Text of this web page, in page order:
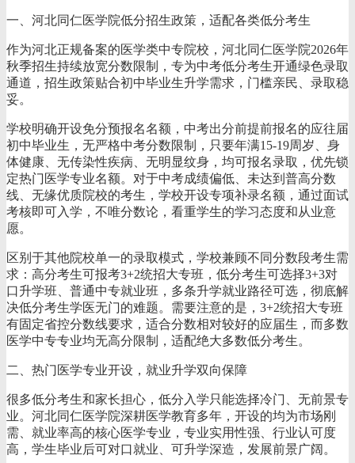
一、河北同仁医学院低分招生政策，适配各类低分考生
作为河北正规备案的医学类中专院校，河北同仁医学院2026年
秋季招生持续放宽分数限制，专为中考低分考生开通绿色录取
通道，招生政策贴合初中毕业生升学需求，门槛亲民、录取稳
妥。
学校明确开设免分预报名名额，中考出分前提前报名的应往届
初中毕业生，无严格中考分数限制，只要年满15-19周岁、身
体健康、无传染性疾病、无明显纹身，均可报名录取，优先锁
定热门医学专业名额。对于中考成绩偏低、未达到普高分数
线、无缘优质院校的考生，学校开设专项补录名额，通过面试
考核即可入学，不唯分数论，看重学生的学习态度和从业意
愿。
区别于其他院校单一的录取模式，学校兼顾不同分数段考生需
求：高分考生可报考3+2统招大专班，低分考生可选择3+3对
口升学班、普通中专就业班，多条升学就业路径可选，彻底解
决低分考生学医无门的难题。需要注意的是，3+2统招大专班
有固定省控分数线要求，适合分数相对较好的应届生，而多数
医学中专专业均无高分限制，适配绝大多数低分考生。
二、热门医学专业开设，就业升学双向保障
很多低分考生和家长担心，低分入学只能选择冷门、无前景专
业。河北同仁医学院深耕医学教育多年，开设的均为市场刚
需、就业率高的核心医学专业，专业实用性强、行业认可度
高，学生毕业后可对口就业、可升学深造，发展前景广阔。